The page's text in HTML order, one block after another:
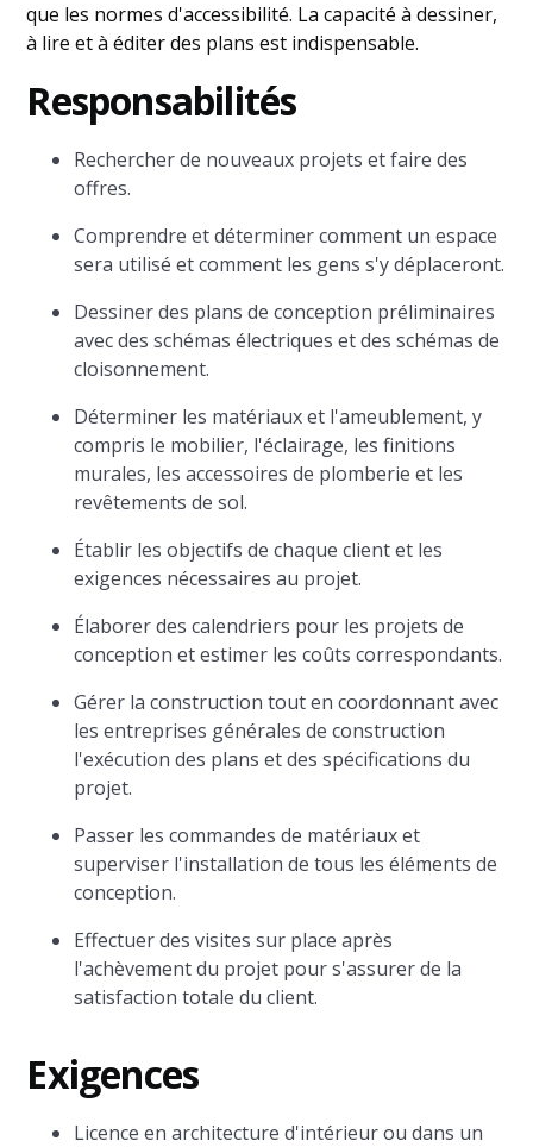
que les normes d'accessibilité. La capacité à dessiner,
à lire et à éditer des plans est indispensable.
Responsabilités
Rechercher de nouveaux projets et faire des
offres.
Comprendre et déterminer comment un espace
sera utilisé et comment les gens s'y déplaceront.
Dessiner des plans de conception préliminaires
avec des schémas électriques et des schémas de
cloisonnement.
Déterminer les matériaux et l'ameublement, y
compris le mobilier, l'éclairage, les finitions
murales, les accessoires de plomberie et les
revêtements de sol.
Établir les objectifs de chaque client et les
exigences nécessaires au projet.
Élaborer des calendriers pour les projets de
conception et estimer les coûts correspondants.
Gérer la construction tout en coordonnant avec
les entreprises générales de construction
l'exécution des plans et des spécifications du
projet.
Passer les commandes de matériaux et
superviser l'installation de tous les éléments de
conception.
Effectuer des visites sur place après
l'achèvement du projet pour s'assurer de la
satisfaction totale du client.
Exigences
Licence en architecture d'intérieur ou dans un